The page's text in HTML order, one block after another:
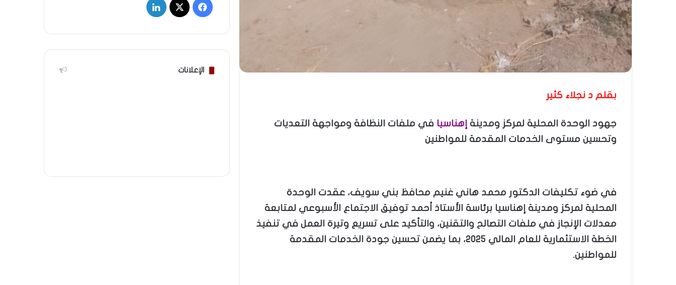
بقلم د نجلاء كثير
جهود الوحدة المحلية لمركز ومدينة إهناسيا في ملفات النظافة ومواجهة التعديات
وتحسين مستوى الخدمات المقدمة للمواطنين
في ضوء تكليفات الدكتور محمد هاني غنيم محافظ بني سويف، عقدت الوحدة
المحلية لمركز ومدينة إهناسيا برئاسة الأستاذ أحمد توفيق الاجتماع الأسبوعي لمتابعة
معدلات الإنجاز في ملفات التصالح والتقنين، والتأكيد على تسريع وتيرة العمل في تنفيذ
الخطة الاستثمارية للعام المالي 2025، بما يضمن تحسين جودة الخدمات المقدمة
للمواطنين.
فيسبوك
‫X لينكدإن
الإعلانات